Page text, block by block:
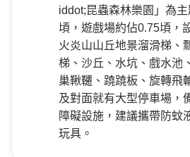
iddot;昆蟲森林樂園」為
頃，遊戲場約佔0.75頃，
火炎山山丘地景溜滑梯、
梯、沙丘、水坑、戲水池
巢鞦韆、蹺蹺板、旋轉飛
及對面就有大型停車場，
障礙設施，建議攜帶防蚊
玩具。